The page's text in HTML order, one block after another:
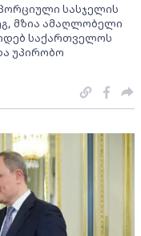
სასჯელის
მზია ამაღლობელი
საქართველოს
უპირობო